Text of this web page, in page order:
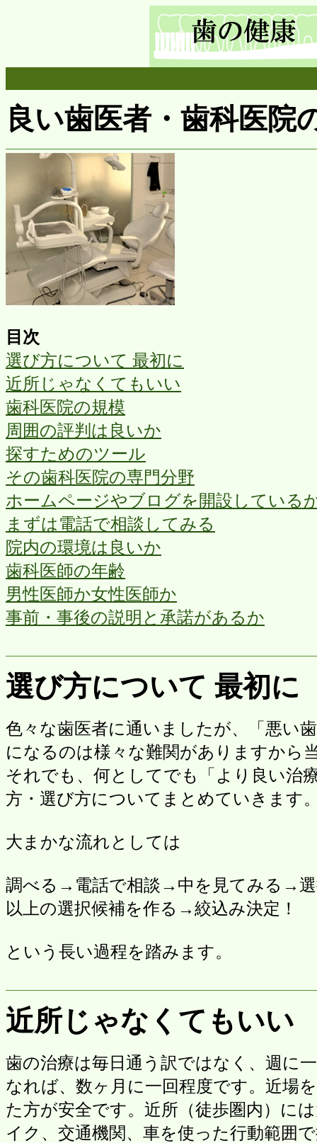
良い歯医者・歯科医院
目次
選び方について 最初に
近所じゃなくてもいい
歯科医院の規模
周囲の評判は良いか
探すためのツール
その歯科医院の専門分野
ホームページやブログを開設している
まずは電話で相談してみる
院内の環境は良いか
歯科医師の年齢
男性医師か女性医師か
事前・事後の説明と承諾があるか
選び方について 最初に
色々な歯医者に通いましたが、「悪い
になるのは様々な難関がありますから
それでも、何としてでも「より良い治
方・選び方についてまとめていきます
大まかな流れとしては
調べる→電話で相談→中を見てみる→
以上の選択候補を作る→絞込み決定！
という長い過程を踏みます。
近所じゃなくてもいい
歯の治療は毎日通う訳ではなく、週に
なれば、数ヶ月に一回程度です。近場
た方が安全です。近所（徒歩圏内）に
イク、交通機関、車を使った行動範囲